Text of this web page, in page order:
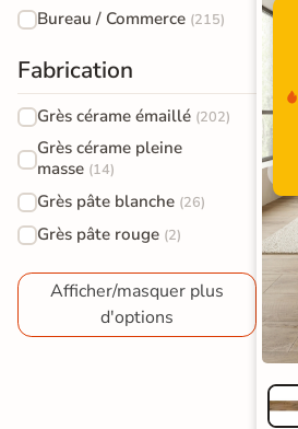
Voir tous les
PAR FINITION
Carrelage poli /
semi-poli
Carrelage brillant
Échantillons gratuits
SIMULATEUR 3D
Bureau / Commerce (215)
Fabrication
Grès cérame émaillé (202)
Grès cérame pleine
masse (14)
Grès pâte blanche (26)
Grès pâte rouge (2)
Afficher/masquer plus
d'options